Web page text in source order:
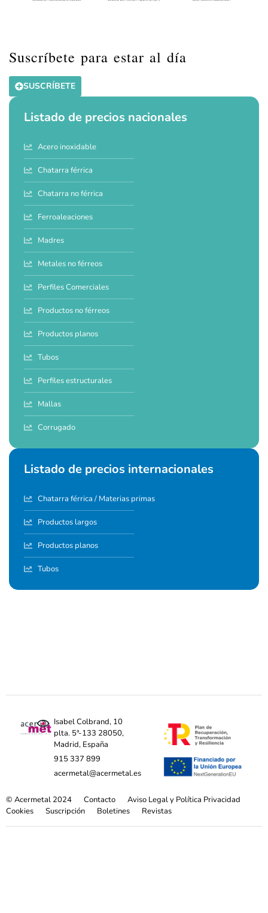
Suscríbete para estar al día
SUSCRÍBETE
Listado de precios nacionales
Acero inoxidable
Chatarra férrica
Chatarra no férrica
Ferroaleaciones
Madres
Metales no férreos
Perfiles Comerciales
Productos no férreos
Productos planos
Tubos
Perfiles estructurales
Mallas
Corrugado
Listado de precios internacionales
Chatarra férrica / Materias primas
Productos largos
Productos planos
Tubos
Isabel Colbrand, 10
plta. 5ª-133 28050,
Madrid, España
915 337 899
acermetal@acermetal.es
© Acermetal 2024 Contacto
Aviso Legal y Política Privacidad
Cookies
Suscripción Boletines Revistas